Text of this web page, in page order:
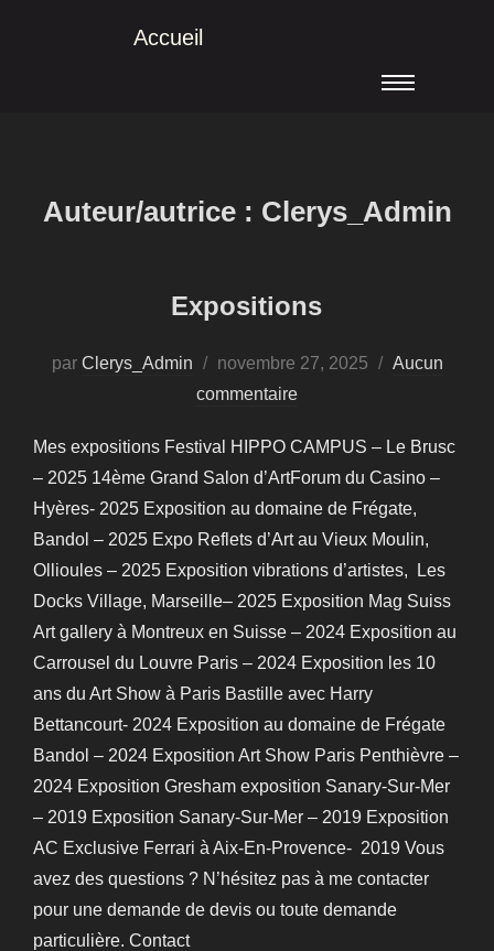
Accueil
Auteur/autrice : Clerys_Admin
Expositions
par Clerys_Admin novembre 27, 2025
Aucun
commentaire
Mes expositions Festival HIPPO CAMPUS – Le Brusc
– 2025 14ème Grand Salon d’ArtForum du Casino –
Hyères- 2025 Exposition au domaine de Frégate,
Bandol – 2025 Expo Reflets d’Art au Vieux Moulin,
Ollioules – 2025 Exposition vibrations d’artistes, Les
Docks Village, Marseille– 2025 Exposition Mag Suiss
Art gallery à Montreux en Suisse – 2024 Exposition au
Carrousel du Louvre Paris – 2024 Exposition les 10
ans du Art Show à Paris Bastille avec Harry
Bettancourt- 2024​ Exposition au domaine de Frégate
Bandol – 2024 Exposition Art Show Paris Penthièvre –
2024 Exposition Gresham exposition Sanary-Sur-Mer
– 2019 Exposition Sanary-Sur-Mer – 2019 Exposition
AC Exclusive Ferrari à Aix-En-Provence- 2019 Vous
avez des questions ? N’hésitez pas à me contacter
pour une demande de devis ou toute demande
particulière. Contact